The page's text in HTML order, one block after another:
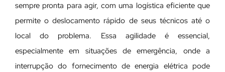
sempre pronta para agir, com uma logística eficiente que
permite o deslocamento rápido de seus técnicos até o
local do problema. Essa agilidade é essencial,
especialmente em situações de emergência, onde a
interrupção do fornecimento de energia elétrica pode